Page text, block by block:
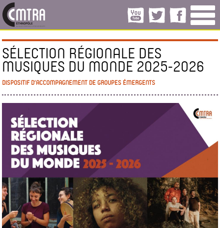
SÉLECTION RÉGIONALE DES
MUSIQUES DU MONDE 2025-2026
DISPOSITIF D’ACCOMPAGNEMENT DE GROUPES ÉMERGENTS